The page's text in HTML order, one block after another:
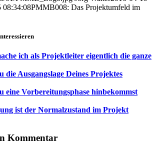
08:34:08PMMB008: Das Projektumfeld im
ich als Projektleiter eigentlich die ganze
Ausgangslage Deines Projektes
eine Vorbereitungsphase hinbekommst
ist der Normalzustand im Projekt
Kommentar